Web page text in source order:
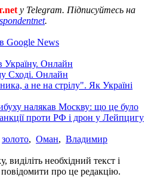
у Telegram. Підписуйтесь на
.
Google News
Україну. Онлайн
Сході. Онлайн
а не на стрілу". Як Україні
налякав Москву: що це було
проти РФ і дрон у Лейпцигу
золото, Оман, Владимир
необхідний текст і
про це редакцію.